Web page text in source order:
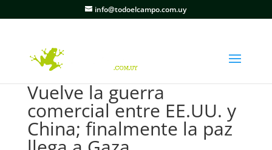
info@todoelcampo.com.uy
Vuelve la guerra
comercial entre EE.UU. y
China; finalmente la paz